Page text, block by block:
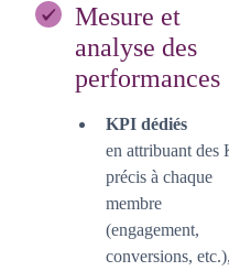
Mesure et
analyse des
performances
KPI dédiés
en attribuant des
précis à chaque
membre
(engagement,
conversions, etc.),